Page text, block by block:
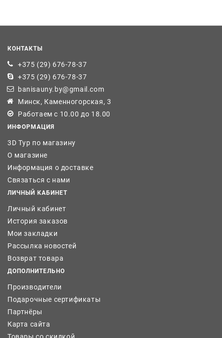
КОНТАКТЫ
+375 (29) 676-78-37
+375 (29) 676-78-37
banisauny.by@gmail.com
Минск, Каменногорская, 3
Работаем с 10.00 до 18.00
ИНФОРМАЦИЯ
3D Тур по магазину
О магазине
Информация о доставке
Связаться с нами
ЛИЧНЫЙ КАБИНЕТ
Личный кабинет
История заказов
Мои закладки
Рассылка новостей
Возврат товара
ДОПОЛНИТЕЛЬНО
Производители
Подарочные сертификаты
Партнёры
Карта сайта